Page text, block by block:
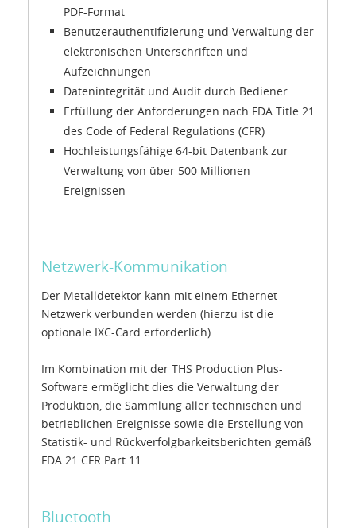
PDF-Format
Benutzerauthentifizierung und Verwaltung der
elektronischen Unterschriften und
Aufzeichnungen
Datenintegrität und Audit durch Bediener
Erfüllung der Anforderungen nach FDA Title 21
des Code of Federal Regulations (CFR)
Hochleistungsfähige 64-bit Datenbank zur
Verwaltung von über 500 Millionen
Ereignissen
Netzwerk-Kommunikation
Der Metalldetektor kann mit einem Ethernet-
Netzwerk verbunden werden (hierzu ist die
optionale IXC-Card erforderlich).
Im Kombination mit der THS Production Plus-
Software ermöglicht dies die Verwaltung der
Produktion, die Sammlung aller technischen und
betrieblichen Ereignisse sowie die Erstellung von
Statistik- und Rückverfolgbarkeitsberichten gemäß
FDA 21 CFR Part 11.
Bluetooth